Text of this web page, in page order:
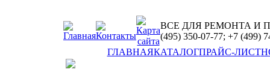
ВСЕ ДЛЯ РЕМОНТА И
(495) 350-07-77; +7 (499)
ГЛАВНАЯКАТАЛОГПРАЙС-ЛИСТ